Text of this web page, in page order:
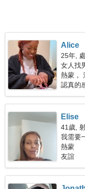
Alice
25年,
女人找
熱蒙，
認真的
Elise
41歲,
我需要
熱蒙
友誼